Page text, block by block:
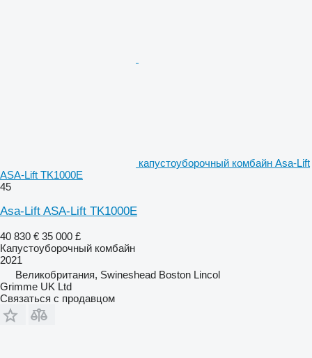
капустоуборочный комбайн Asa-Lift
ASA-Lift TK1000E
45
Asa-Lift ASA-Lift TK1000E
40 830 € 35 000 £
Капустоуборочный комбайн
2021
Великобритания, Swineshead Boston Lincol
Grimme UK Ltd
Связаться с продавцом